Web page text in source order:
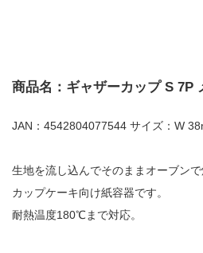
商品名：ギャザーカップ S 7P
JAN：4542804077544 サイズ：W
生地を流し込んでそのままオーブン
カップケーキ向け紙容器です。
耐熱温度180℃まで対応。